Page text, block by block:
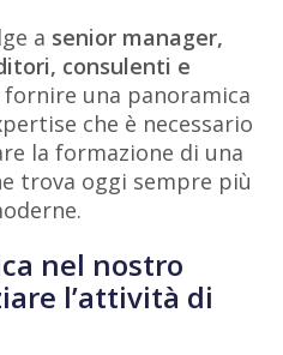
a senior manager,
consulenti e
fornire una panoramica
che è necessario
la formazione di una
trova oggi sempre più
nel nostro
l’attività di